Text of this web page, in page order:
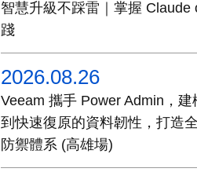
智慧升級不踩雷｜掌握 Claude
踐
2026.08.26
Veeam 攜手 Power Admin，
到快速復原的資料韌性，打造
防禦體系 (高雄場)